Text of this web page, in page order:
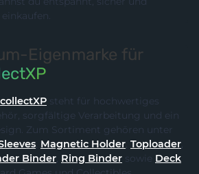
Eigenmarke für
collectXP steht für hochwertiges
sorgfältige Verarbeitung und ein
Zum Sortiment gehören unter
, Magnetic Holder, Toploader,
Binder, Ring Binder sowie Deck